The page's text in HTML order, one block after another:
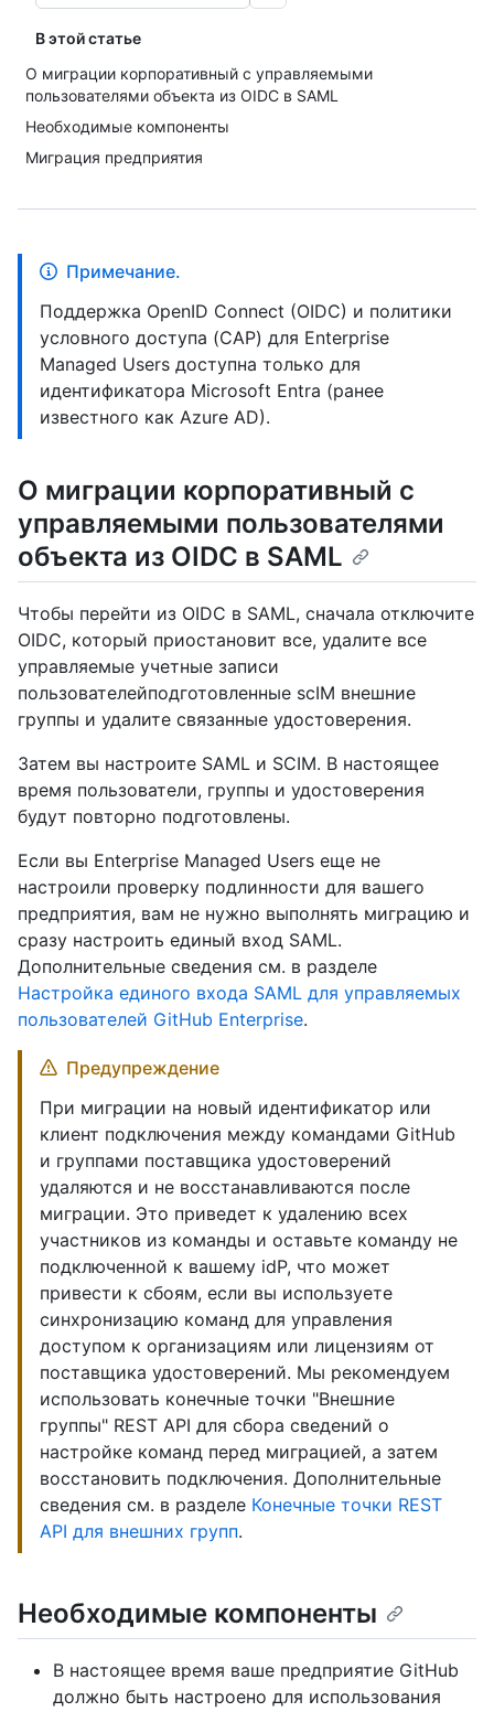
В этой статье
О миграции корпоративный с управляемыми
пользователями объекта из OIDC в SAML
Необходимые компоненты
Миграция предприятия
Примечание.
Поддержка OpenID Connect (OIDC) и политики
условного доступа (CAP) для Enterprise
Managed Users доступна только для
идентификатора Microsoft Entra (ранее
известного как Azure AD).
О миграции корпоративный с
управляемыми пользователями
объекта из OIDC в SAML
Чтобы перейти из OIDC в SAML, сначала отключите
OIDC, который приостановит все, удалите все
управляемые учетные записи
пользователейподготовленные scIM внешние
группы и удалите связанные удостоверения.
Затем вы настроите SAML и SCIM. В настоящее
время пользователи, группы и удостоверения
будут повторно подготовлены.
Если вы Enterprise Managed Users еще не
настроили проверку подлинности для вашего
предприятия, вам не нужно выполнять миграцию и
сразу настроить единый вход SAML.
Дополнительные сведения см. в разделе
Настройка единого входа SAML для управляемых
пользователей GitHub Enterprise.
Предупреждение
При миграции на новый идентификатор или
клиент подключения между командами GitHub
и группами поставщика удостоверений
удаляются и не восстанавливаются после
миграции. Это приведет к удалению всех
участников из команды и оставьте команду не
подключенной к вашему idP, что может
привести к сбоям, если вы используете
синхронизацию команд для управления
доступом к организациям или лицензиям от
поставщика удостоверений. Мы рекомендуем
использовать конечные точки "Внешние
группы" REST API для сбора сведений о
настройке команд перед миграцией, а затем
восстановить подключения. Дополнительные
сведения см. в разделе Конечные точки REST
API для внешних групп.
Необходимые компоненты
В настоящее время ваше предприятие GitHub
должно быть настроено для использования